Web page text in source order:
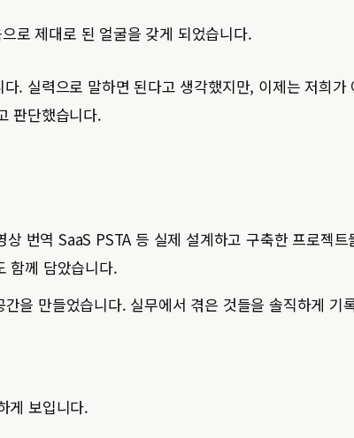
로 제대로 된 얼굴을 갖게 되었습니다.
. 실력으로 말하면 된다고 생각했지만, 이제는 저희가
판단했습니다.
번역 SaaS PSTA 등 실제 설계하고 구축한 프로젝트
함께 담았습니다.
을 만들었습니다. 실무에서 겪은 것들을 솔직하게 기
게 보입니다.